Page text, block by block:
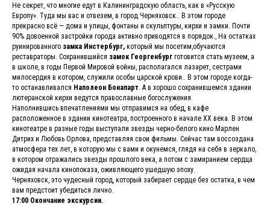
Не секрет, что многие едут в Калининградскую область, как в «Русскую
Европу». Туда мы вас и отвезем, в город Черняховск.. В этом городе
прекрасно всё — дома и улицы, фонтаны и скульптуры, кирхи и замки. Почти
90% довоенной застройки города активно приводятся в порядок., На остатках
руинированного замка Инстербург, который мы посетим,обучаются
реставраторы. Сохранившийся замок Георгенбург готовится стать музеем, а
в школе, в годы Первой Мировой войны, располагался лазарет, сестрами
милосердия в котором, служили особы царской крови.. В этом городе когда-
то останавливался Наполеон Бонапарт . А в хорошо сохранившемся здании
лютеранской кирхи ведутся православные богослужения.
Наполнившись впечатлениями мы отправимся на обед, в кафе
расположенное в здании кинотеатра, построенного в начале XX века. В этом
кинотеатре в разные годы выступали звезды черно-белого кино Марлен
Дитрих и Любовь Орлова, представляя свои фильмы. Сейчас там воссоздана
атмосфера тех лет, в которую мы с вами и окунемся, глядя на себя в зеркало,
в котором отражались звезды прошлого века, а потом с замиранием сердца
ожидая начала кинопоказа, оживляющего ушедшую эпоху.
Черняховск, это чудесный город, который забирает сердце без остатка, в чем
вам предстоит убедиться лично.
17:00 Окончание экскурсии.